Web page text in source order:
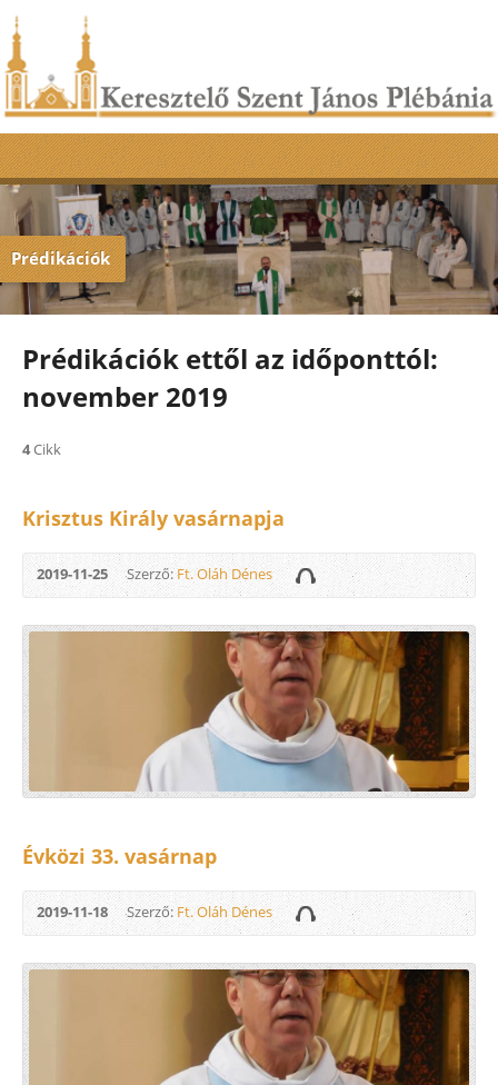
Prédikációk
Prédikációk ettől az időponttól:
november 2019
4Cikk
Krisztus Király vasárnapja
2019-11-25 Szerző:Ft. Oláh Dénes
Évközi 33. vasárnap
2019-11-18 Szerző:Ft. Oláh Dénes